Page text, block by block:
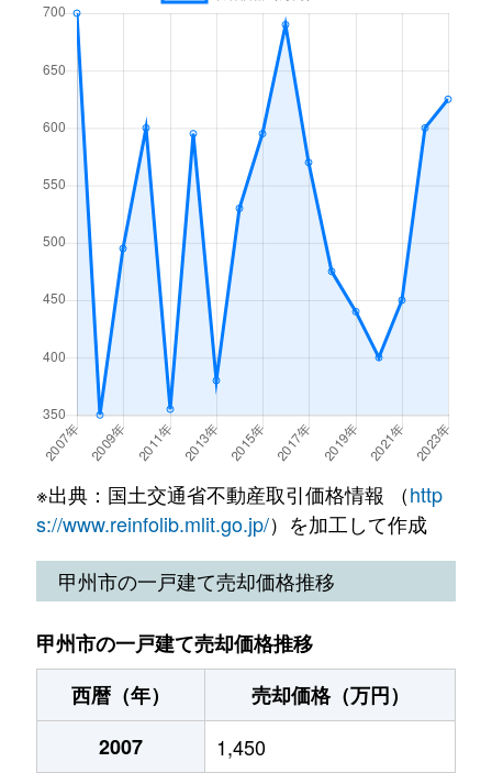
※出典：国土交通省不動産取引価格情報 （http
s://www.reinfolib.mlit.go.jp/）を加工して作成
甲州市の一戸建て売却価格推移
甲州市の一戸建て売却価格推移
西暦（年）
売却価格（万円）
2007
1,450